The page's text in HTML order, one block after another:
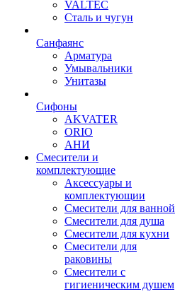
VALTEC
Сталь и чугун
Санфаянс
Арматура
Умывальники
Унитазы
Сифоны
AKVATER
ORIO
АНИ
Смесители и
комплектующие
Аксессуары и
комплектующии
Смесители для ванной
Смесители для душа
Смесители для кухни
Смесители для
раковины
Смесители с
гигиеническим душем